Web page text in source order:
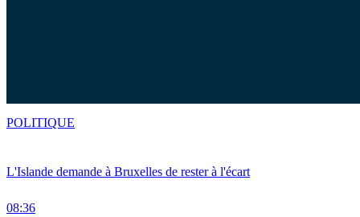
L'Islande demande à Bruxelles de rester à l'écart
08:36
POLITIQUE